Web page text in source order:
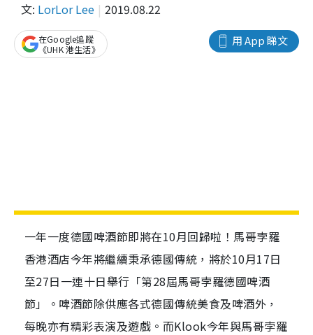
文: LorLor Lee 2019.08.22
用 App 睇文
在Google追蹤
《UHK 港生活》
一年一度德國啤酒節即將在10月回歸啦！馬哥孛羅
香港酒店今年將繼續秉承德國傳統，將於10月17日
至27日一連十日舉行「第28屆馬哥孛羅德國啤酒
節」。啤酒節除供應各式德國傳統美食及啤酒外，
每晚亦有精彩表演及遊戲。而Klook今年與馬哥孛羅